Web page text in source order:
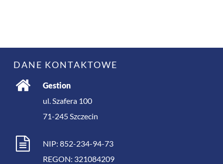
DANE KONTAKTOWE
Gestion
ul. Szafera 100
71-245Szczecin
NIP: 852-234-94-73
REGON: 321084209